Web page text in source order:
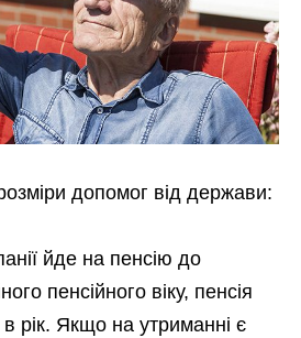
допомог від держави:
йде на пенсію до
пенсійного віку, пенсія
рік. Якщо на утриманні є